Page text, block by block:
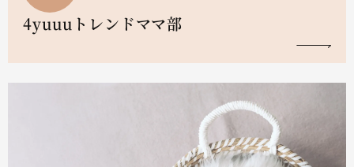
4yuuuトレンドママ部